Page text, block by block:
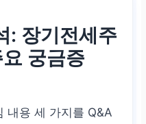
: 장기전세주
궁금증
내용 세 가지를 Q&A